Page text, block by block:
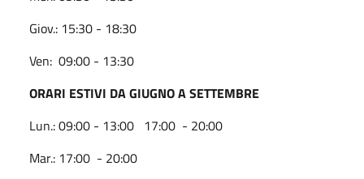
Giov.: 15:30 - 18:30
Ven: 09:00 - 13:30
ORARI ESTIVI DA GIUGNO A SETTEMBRE
Lun.: 09:00 - 13:00 17:00 - 20:00
Mar.: 17:00 - 20:00